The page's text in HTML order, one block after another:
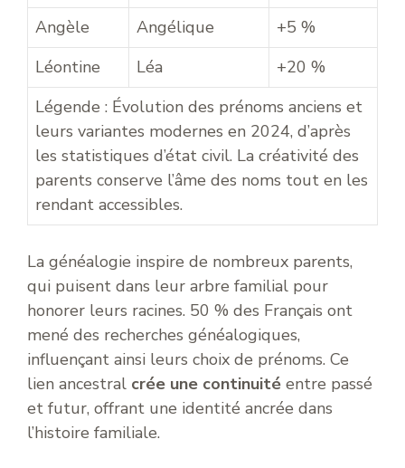
Angèle Angélique
+5 %
Léontine
Léa
+20 %
Légende : Évolution des prénoms anciens et
leurs variantes modernes en 2024, d’après
les statistiques d’état civil. La créativité des
parents conserve l’âme des noms tout en les
rendant accessibles.
La généalogie inspire de nombreux parents,
qui puisent dans leur arbre familial pour
honorer leurs racines. 50 % des Français ont
mené des recherches généalogiques,
influençant ainsi leurs choix de prénoms. Ce
lien ancestral crée une continuité entre passé
et futur, offrant une identité ancrée dans
l’histoire familiale.